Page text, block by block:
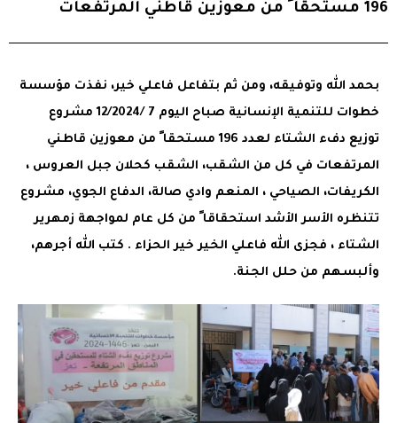
196 مستحقا ً من معوزين قاطني المرتفعات
بحمد الله وتوفيقه، ومن ثم بتفاعل فاعلي خير، نفذت مؤسسة
خطوات للتنمية الإنسانية صباح اليوم 7 /12/2024 مشروع
توزيع دفء الشتاء لعدد 196 مستحقا ً من معوزين قاطني
المرتفعات في كل من الشقب، الشقب كحلان جبل العروس ،
الكريفات، الصياحي ، المنعم وادي صالة، الدفاع الجوي، مشروع
تتنظره الأسر الأشد استحقاقا ً من كل عام لمواجهة زمهرير
الشتاء ، فجزى الله فاعلي الخير خير الحزاء . كتب الله أجرهم،
وألبسهم من حلل الجنة.